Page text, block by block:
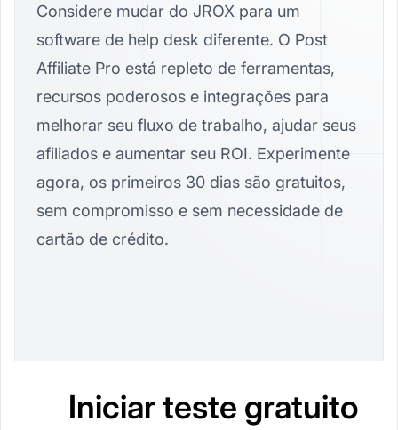
Considere mudar do JROX para um
software de help desk diferente. O Post
Affiliate Pro está repleto de ferramentas,
recursos poderosos e integrações para
melhorar seu fluxo de trabalho, ajudar seus
afiliados e aumentar seu ROI. Experimente
agora, os primeiros 30 dias são gratuitos,
sem compromisso e sem necessidade de
cartão de crédito.
Iniciar teste gratuito